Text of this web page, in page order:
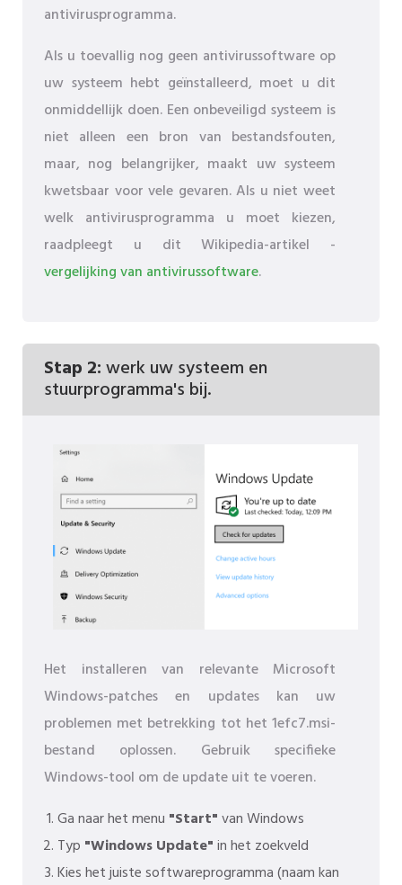
antivirusprogramma.
Als u toevallig nog geen antivirussoftware op
uw systeem hebt geïnstalleerd, moet u dit
onmiddellijk doen. Een onbeveiligd systeem is
niet alleen een bron van bestandsfouten,
maar, nog belangrijker, maakt uw systeem
kwetsbaar voor vele gevaren. Als u niet weet
welk antivirusprogramma u moet kiezen,
raadpleegt u dit Wikipedia-artikel -
vergelijking van antivirussoftware.
Stap 2:werk uw systeem en
stuurprogramma's bij.
Het installeren van relevante Microsoft
Windows-patches en updates kan uw
problemen met betrekking tot het 1efc7.msi-
bestand oplossen. Gebruik specifieke
Windows-tool om de update uit te voeren.
Ga naar het menu "Start"van Windows
Typ "Windows Update"in het zoekveld
Kies het juiste softwareprogramma (naam kan